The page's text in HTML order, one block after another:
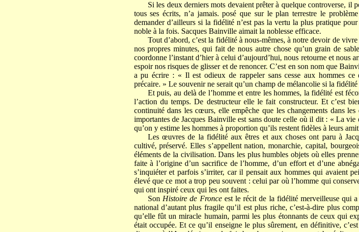
Si les deux derniers mots devaient prêter à quelque controverse, il
tous ses écrits, n’a jamais. posé que sur le plan terrestre le
demander d’ailleurs si la fidélité n’est pas la vertu la plus pratique
noble à la fois. Sacques Bainville aimait la noblesse efficace.
Tout d’abord, c’est la fidélité à nous-mêmes, à notre devoir de
nos propres minutes, qui fait de nous autre chose qu’un grain de
coordonne l’instant d’hier à celui d’aujourd’hui, nous retourne et nous
espoir nos risques de glisser et de renoncer. C’est en son nom que
a pu écrire : « Il est odieux de rappeler sans cesse aux hommes
précaire. » Le souvenir ne serait qu’un champ de mélancolie si la
Et puis, au delà de l’homme et entre les hommes, la fidélité est
l’action du temps. De destructeur elle le fait constructeur. Et c’est
continuité dans les cœurs, elle empêche que les changements dans
importantes de Jacques Bainville est sans doute celle où il dit : « La
qu’on y estime les hommes à proportion qu’ils restent fidèles à leurs
Les œuvres de la fidélité aux êtres et aux choses ont paru à
cultivé, préservé. Elles s’appellent nation, monarchie, capital,
éléments de la civilisation. Dans les plus humbles objets où elles
faite à l’origine d’un sacrifice de l’homme, d’un effort et d’une
s’inquiéter et parfois s’irriter, car il pensait aux hommes qui avaient
élevé que ce mot a trop peu souvent : celui par où l’homme qui
qui ont inspiré ceux qui les ont faites.
Son Histoire de Fronce est le récit de la fidélité merveilleuse qui
national d’autant plus fragile qu’il est plus riche, c’est-à-dire plus
qu’elle fût un miracle humain, parmi les plus étonnants de ceux qui
était occupée. Et ce qu’il enseigne le plus sûrement, en définitive,